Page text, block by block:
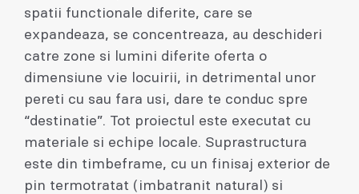
spatii functionale diferite, care se
expandeaza, se concentreaza, au deschideri
catre zone si lumini diferite oferta o
dimensiune vie locuirii, in detrimental unor
pereti cu sau fara usi, dare te conduc spre
“destinatie”. Tot proiectul este executat cu
materiale si echipe locale. Suprastructura
este din timbeframe, cu un finisaj exterior de
pin termotratat (imbatranit natural) si